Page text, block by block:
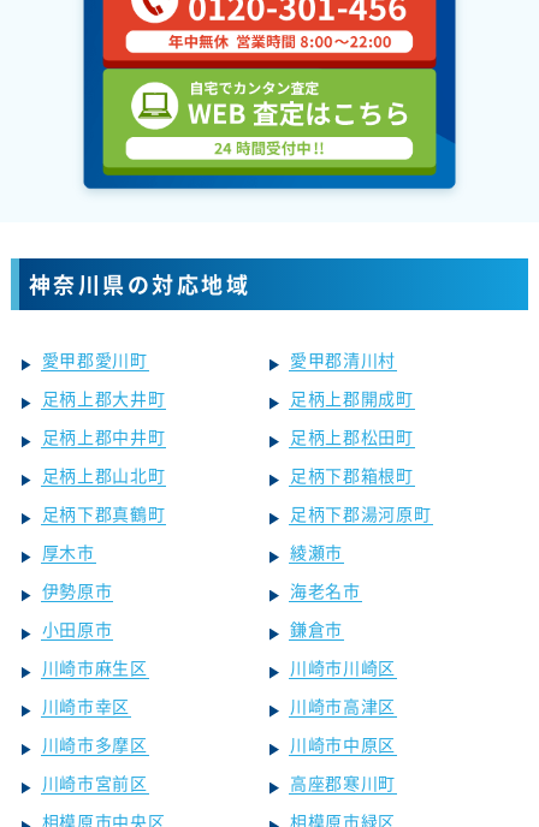
神奈川県の対応地域
愛甲郡愛川町
愛甲郡清川村
足柄上郡大井町
足柄上郡開成町
足柄上郡中井町
足柄上郡松田町
足柄上郡山北町
足柄下郡箱根町
足柄下郡真鶴町
足柄下郡湯河原町
厚木市
綾瀬市
伊勢原市
海老名市
小田原市
鎌倉市
川崎市麻生区
川崎市川崎区
川崎市幸区
川崎市高津区
川崎市多摩区
川崎市中原区
川崎市宮前区
高座郡寒川町
相模原市中央区
相模原市緑区